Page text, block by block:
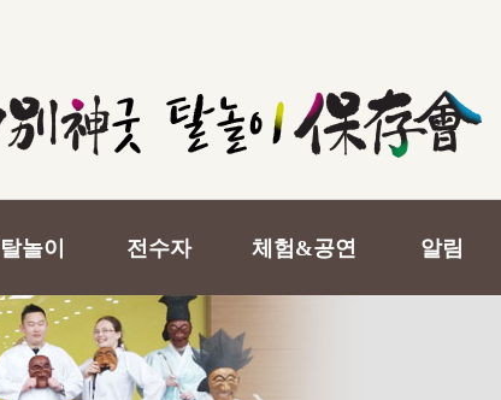
놀이 전수자 체험&공연 알림